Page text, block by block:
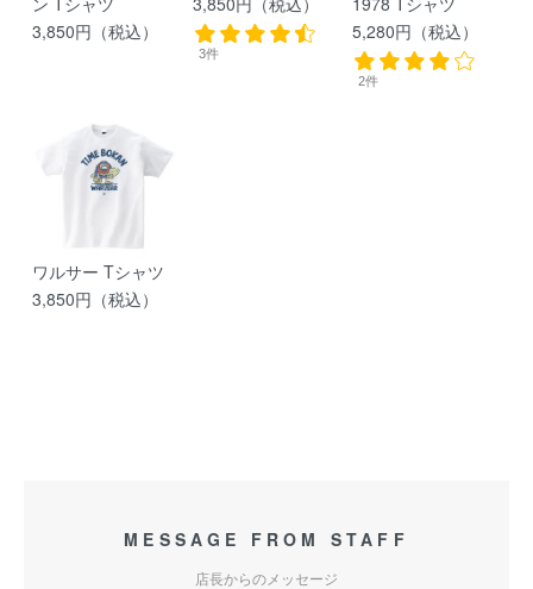
3,850円（税込）
3件
5,280円（税込）
2件
ワルサー Tシャツ
3,850円（税込）
MESSAGE FROM STAFF
店長からのメッセージ